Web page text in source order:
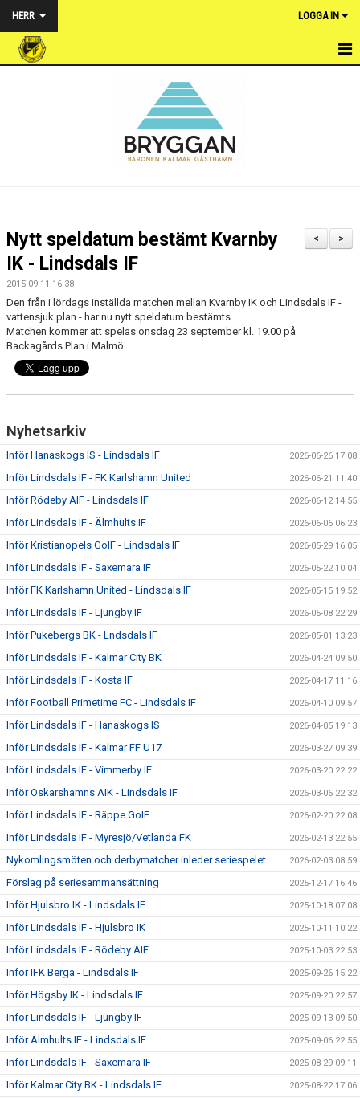
HERR LOGGA IN
BILDGALLERI
DOKUMENT
KONTAKT
>
<
Nytt speldatum bestämt Kvarnby
IK - Lindsdals IF
2015-09-11 16:38
Den från i lördags inställda matchen mellan Kvarnby IK och Lindsdals IF -
vattensjuk plan - har nu nytt speldatum bestämts.
Matchen kommer att spelas onsdag 23 september kl. 19.00 på
Backagårds Plan i Malmö.
Nyhetsarkiv
Inför Hanaskogs IS - Lindsdals IF 2026-06-26 17:08
Inför Lindsdals IF - FK Karlshamn United 2026-06-21 11:40
Inför Rödeby AIF - Lindsdals IF 2026-06-12 14:55
Inför Lindsdals IF - Älmhults IF 2026-06-06 06:23
Inför Kristianopels GoIF - Lindsdals IF 2026-05-29 16:05
Inför Lindsdals IF - Saxemara IF 2026-05-22 10:04
Inför FK Karlshamn United - Lindsdals IF 2026-05-15 19:52
Inför Lindsdals IF - Ljungby IF 2026-05-08 22:29
Inför Pukebergs BK - Lndsdals IF 2026-05-01 13:23
Inför Lindsdals IF - Kalmar City BK 2026-04-24 09:50
Inför Lindsdals IF - Kosta IF 2026-04-17 11:16
Inför Football Primetime FC - Lindsdals IF 2026-04-10 09:57
Inför Lindsdals IF - Hanaskogs IS 2026-04-05 19:13
Inför Lindsdals IF - Kalmar FF U17 2026-03-27 09:39
Inför Lindsdals IF - Vimmerby IF 2026-03-20 22:22
Inför Oskarshamns AIK - Lindsdals IF 2026-03-06 22:32
Inför Lindsdals IF - Räppe GoIF 2026-02-20 22:08
Inför Lindsdals IF - Myresjö/Vetlanda FK 2026-02-13 22:55
Nykomlingsmöten och derbymatcher inleder seriespelet 2026-02-03 08:59
Förslag på seriesammansättning 2025-12-17 16:46
Inför Hjulsbro IK - Lindsdals IF 2025-10-18 07:08
Inför Lindsdals IF - Hjulsbro IK 2025-10-11 10:22
Inför Lindsdals IF - Rödeby AIF 2025-10-03 22:53
Inför IFK Berga - Lindsdals IF 2025-09-26 15:22
Inför Högsby IK - Lindsdals IF 2025-09-20 22:57
Inför Lindsdals IF - Ljungby IF 2025-09-13 09:50
Inför Älmhults IF - Lindsdals IF 2025-09-06 22:55
Inför Lindsdals IF - Saxemara IF 2025-08-29 09:11
Inför Kalmar City BK - Lindsdals IF 2025-08-22 17:06